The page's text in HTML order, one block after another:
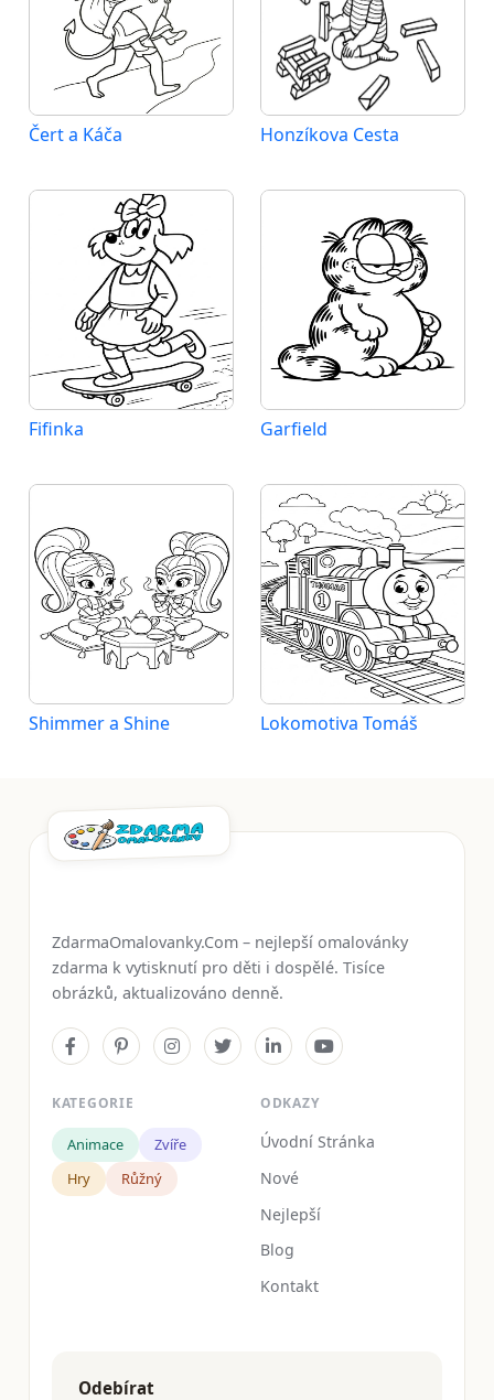
Čert a Káča Honzíkova Cesta
Fifinka Garfield
Shimmer a Shine Lokomotiva Tomáš
ZdarmaOmalovanky.Com – nejlepší omalovánky
zdarma k vytisknutí pro děti i dospělé. Tisíce
obrázků, aktualizováno denně.
KATEGORIE
Animace
Zvíře
Hry
Růžný
ODKAZY
Úvodní Stránka
Nové
Nejlepší
Blog
Kontakt
Odebírat